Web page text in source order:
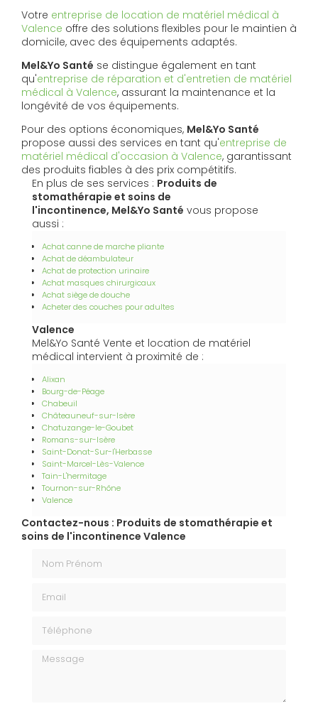
Votre entreprise de location de matériel médical à
Valence offre des solutions flexibles pour le maintien à
domicile, avec des équipements adaptés.
Mel&Yo Santé se distingue également en tant
qu'entreprise de réparation et d'entretien de matériel
médical à Valence, assurant la maintenance et la
longévité de vos équipements.
Pour des options économiques, Mel&Yo Santé
propose aussi des services en tant qu'entreprise de
matériel médical d'occasion à Valence, garantissant
des produits fiables à des prix compétitifs.
En plus de ses services : Produits de
stomathérapie et soins de
l'incontinence, Mel&Yo Santé vous propose
aussi :
Achat canne de marche pliante
Achat de déambulateur
Achat de protection urinaire
Achat masques chirurgicaux
Achat siège de douche
Acheter des couches pour adultes
Valence
Mel&Yo Santé Vente et location de matériel
médical intervient à proximité de :
Alixan
Bourg-de-Péage
Chabeuil
Châteauneuf-sur-Isère
Chatuzange-le-Goubet
Romans-sur-Isère
Saint-Donat-Sur-l'Herbasse
Saint-Marcel-Lès-Valence
Tain-L'hermitage
Tournon-sur-Rhône
Valence
Contactez-nous : Produits de stomathérapie et
soins de l'incontinence Valence
Message